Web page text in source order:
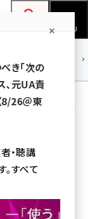
ーラム
MENU
われている記
い物時の行動や意識
き「次の
、元UA責
8/26＠東
・聴講
すべて